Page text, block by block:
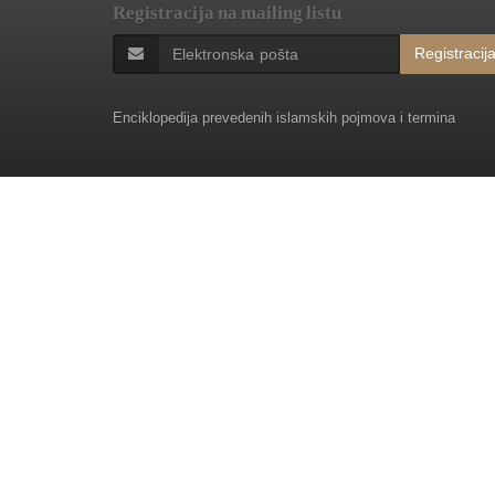
Registracija na mailing listu
Registracija
Enciklopedija prevedenih islamskih pojmova i termina